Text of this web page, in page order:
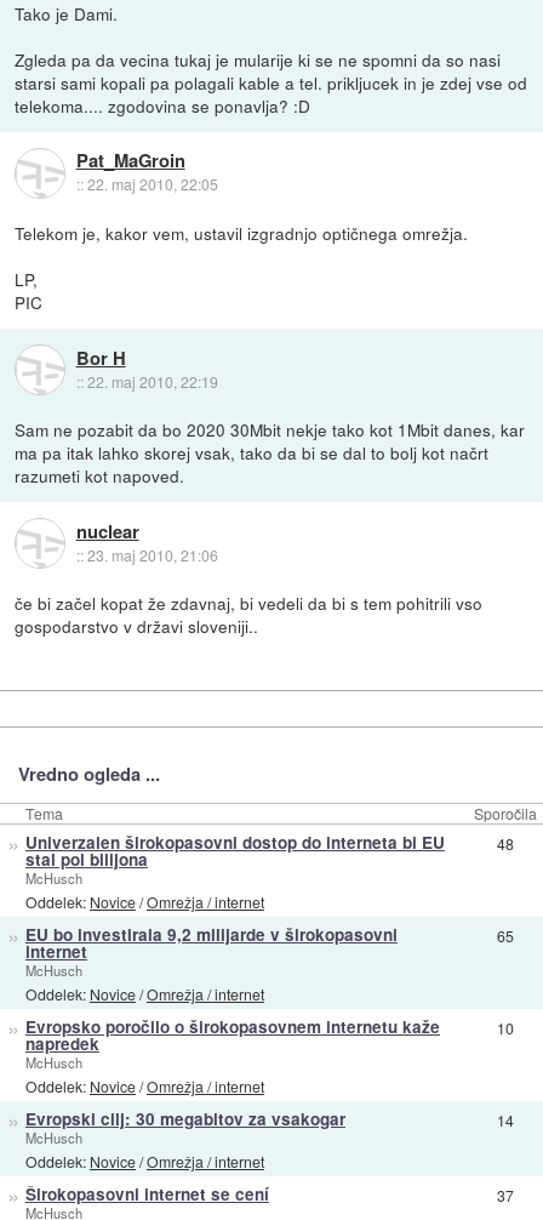
Tako je Dami.
Zgleda pa da vecina tukaj je mularije ki se ne spomni da so nasi
starsi sami kopali pa polagali kable a tel. prikljucek in je zdej vse od
telekoma.... zgodovina se ponavlja? :D
Pat_MaGroin
::22. maj 2010, 22:05
Telekom je, kakor vem, ustavil izgradnjo optičnega omrežja.
LP,
PIC
Bor H
::22. maj 2010, 22:19
Sam ne pozabit da bo 2020 30Mbit nekje tako kot 1Mbit danes, kar
ma pa itak lahko skorej vsak, tako da bi se dal to bolj kot načrt
razumeti kot napoved.
nuclear
::23. maj 2010, 21:06
če bi začel kopat že zdavnaj, bi vedeli da bi s tem pohitrili vso
gospodarstvo v državi sloveniji..
Vredno ogleda ...
Tema Sporočila
» Univerzalen širokopasovni dostop do interneta bi EU
stal pol bilijona
McHusch
Oddelek: Novice/Omrežja / internet
48
» EU bo investirala 9,2 milijarde v širokopasovni
internet
McHusch
Oddelek: Novice/Omrežja / internet
65
» Evropsko poročilo o širokopasovnem internetu kaže
napredek
McHusch
Oddelek: Novice/Omrežja / internet
10
» Evropski cilj: 30 megabitov za vsakogar
McHusch
Oddelek: Novice/Omrežja / internet
14
» Širokopasovni internet se cení
McHusch
37